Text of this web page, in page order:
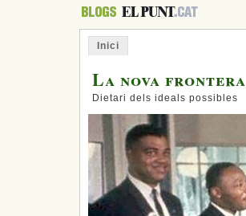
Inici
La nova frontera
Dietari dels ideals possibles